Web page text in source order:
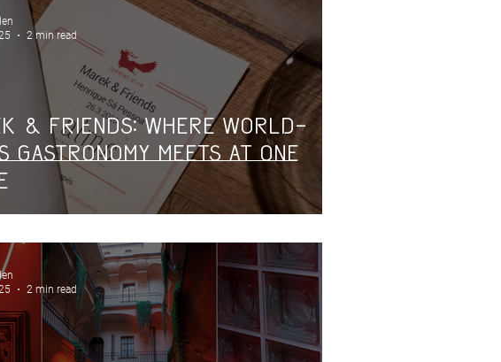
& Friends: Where World-
Gastronomy Meets at One
2 min read
2 min read